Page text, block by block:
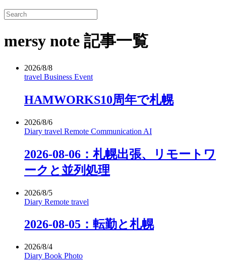
mersy note 記事一覧
2026/8/8
travel Business Event
HAMWORKS10周年で札幌
2026/8/6
Diary travel Remote Communication AI
2026-08-06：札幌出張、リモートワ
ークと並列処理
2026/8/5
Diary Remote travel
2026-08-05：転勤と札幌
2026/8/4
Diary Book Photo